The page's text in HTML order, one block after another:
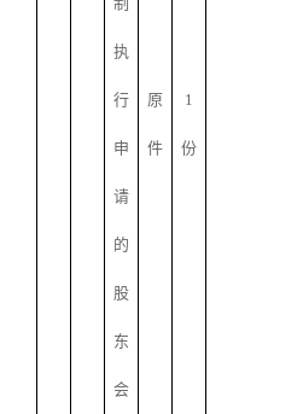
执
行
申
请
的
股
东
会
原
件
1
份